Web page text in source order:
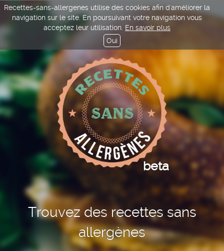
Recettes-sans-allergenes utilise des cookies afin d'améliorer la
navigation sur le site. En poursuivant votre navigation vous
acceptez leur utilisation. En savoir plus
Oui
beta
Trouvez des recettes sans
allergènes